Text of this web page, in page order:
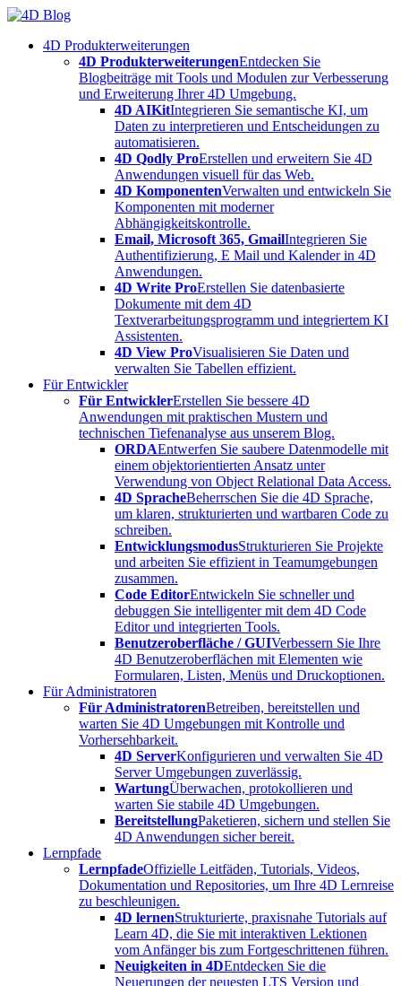
Skip
content4D Produkterweiterungen
4D ProdukterweiterungenEntdecken Sie
Blogbeiträge mit Tools und Modulen zur Verbesserung
und Erweiterung Ihrer 4D Umgebung.
4D AIKitIntegrieren Sie semantische KI, um
Daten zu interpretieren und Entscheidungen zu
automatisieren.
4D Qodly ProErstellen und erweitern Sie 4D
Anwendungen visuell für das Web.
4D KomponentenVerwalten und entwickeln Sie
Komponenten mit moderner
Abhängigkeitskontrolle.
Email, Microsoft 365, GmailIntegrieren Sie
Authentifizierung, E Mail und Kalender in 4D
Anwendungen.
4D Write ProErstellen Sie datenbasierte
Dokumente mit dem 4D
Textverarbeitungsprogramm und integriertem KI
Assistenten.
4D View ProVisualisieren Sie Daten und
verwalten Sie Tabellen effizient.
Für Entwickler
Für EntwicklerErstellen Sie bessere 4D
Anwendungen mit praktischen Mustern und
technischen Tiefenanalyse aus unserem Blog.
ORDAEntwerfen Sie saubere Datenmodelle mit
einem objektorientierten Ansatz unter
Verwendung von Object Relational Data Access.
4D SpracheBeherrschen Sie die 4D Sprache,
um klaren, strukturierten und wartbaren Code zu
schreiben.
EntwicklungsmodusStrukturieren Sie Projekte
und arbeiten Sie effizient in Teamumgebungen
zusammen.
Code EditorEntwickeln Sie schneller und
debuggen Sie intelligenter mit dem 4D Code
Editor und integrierten Tools.
Benutzeroberfläche / GUIVerbessern Sie Ihre
4D Benutzeroberflächen mit Elementen wie
Formularen, Listen, Menüs und Druckoptionen.
Für Administratoren
Für AdministratorenBetreiben, bereitstellen und
warten Sie 4D Umgebungen mit Kontrolle und
Vorhersehbarkeit.
4D ServerKonfigurieren und verwalten Sie 4D
Server Umgebungen zuverlässig.
WartungÜberwachen, protokollieren und
warten Sie stabile 4D Umgebungen.
BereitstellungPaketieren, sichern und stellen Sie
4D Anwendungen sicher bereit.
Lernpfade
LernpfadeOffizielle Leitfäden, Tutorials, Videos,
Dokumentation und Repositories, um Ihre 4D Lernreise
zu beschleunigen.
4D lernenStrukturierte, praxisnahe Tutorials auf
Learn 4D, die Sie mit interaktiven Lektionen
vom Anfänger bis zum Fortgeschrittenen führen.
Neuigkeiten in 4DEntdecken Sie die
Neuerungen der neuesten LTS Version und